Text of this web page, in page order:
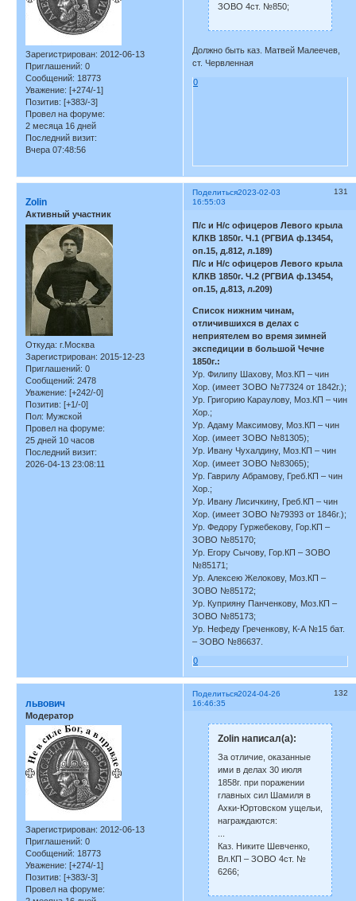
Зарегистрирован: 2012-06-13
Приглашений: 0
Сообщений: 18773
Уважение: [+274/-1]
Позитив: [+383/-3]
Провел на форуме:
2 месяца 16 дней
Последний визит:
Вчера 07:48:56
ЗОВО 4ст. №850;
Должно быть каз. Матвей Малеечев,
ст. Червленная
0
Поделиться 131
2023-02-03
16:55:03
Zolin
Активный участник
Откуда: г.Москва
Зарегистрирован: 2015-12-23
Приглашений: 0
Сообщений: 2478
Уважение: [+242/-0]
Позитив: [+1/-0]
Пол: Мужской
Провел на форуме:
25 дней 10 часов
Последний визит:
2026-04-13 23:08:11
П/с и Н/с офицеров Левого крыла
КЛКВ 1850г. Ч.1 (РГВИА ф.13454,
оп.15, д.812, л.189)
П/с и Н/с офицеров Левого крыла
КЛКВ 1850г. Ч.2 (РГВИА ф.13454,
оп.15, д.813, л.209)
Список нижним чинам,
отличившихся в делах с
неприятелем во время зимней
экспедиции в большой Чечне
1850г.:
Ур. Филипу Шахову, Моз.КП – чин
Хор. (имеет ЗОВО №77324 от 1842г.);
Ур. Григорию Караулову, Моз.КП – чин
Хор.;
Ур. Адаму Максимову, Моз.КП – чин
Хор. (имеет ЗОВО №81305);
Ур. Ивану Чухалдину, Моз.КП – чин
Хор. (имеет ЗОВО №83065);
Ур. Гаврилу Абрамову, Греб.КП – чин
Хор.;
Ур. Ивану Лисичкину, Греб.КП – чин
Хор. (имеет ЗОВО №79393 от 1846г.);
Ур. Федору Гуржебекову, Гор.КП –
ЗОВО №85170;
Ур. Егору Сычову, Гор.КП – ЗОВО
№85171;
Ур. Алексею Желокову, Моз.КП –
ЗОВО №85172;
Ур. Куприяну Панченкову, Моз.КП –
ЗОВО №85173;
Ур. Нефеду Греченкову, К-А №15 бат.
– ЗОВО №86637.
0
Поделиться 132
2024-04-26
16:46:35
львович
Модератор
Зарегистрирован: 2012-06-13
Приглашений: 0
Сообщений: 18773
Уважение: [+274/-1]
Позитив: [+383/-3]
Провел на форуме:
Zolin написал(а):
За отличие, оказанные
ими в делах 30 июля
1858г. при поражении
главных сил Шамиля в
Ахки-Юртовском ущельи,
награждаются:
Каз. Никите Шевченко,
Вл.КП – ЗОВО 4ст. №
6266;